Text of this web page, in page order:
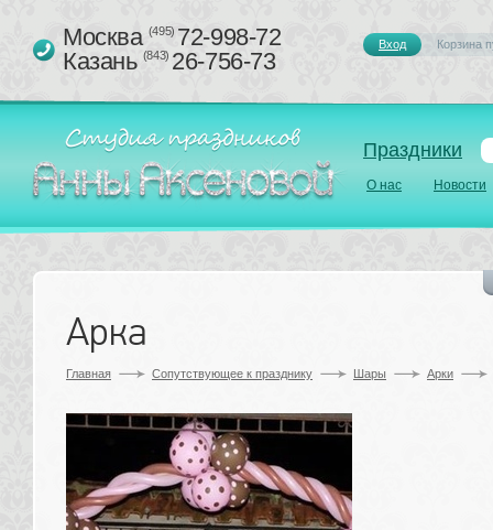
Праздники
О нас Новости
Москва (495)72-998-72
Казань (843)26-756-73
Вход Корзина
Арка
Главная Сопутствующее к празднику Шары Арки